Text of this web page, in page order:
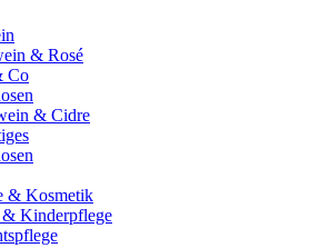
& Rosé
Co
& Cidre
& Kosmetik
Kinderpflege